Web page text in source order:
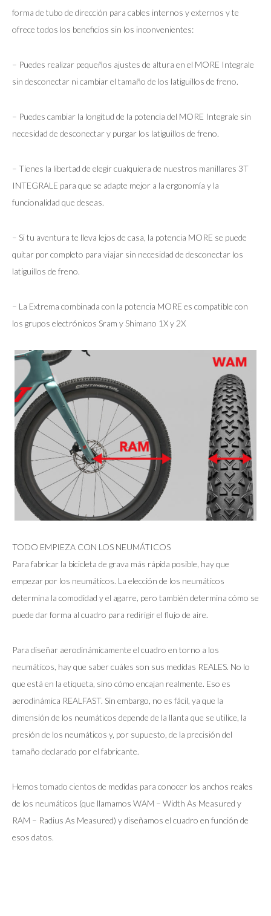
forma de tubo de dirección para cables internos y externos y te
ofrece todos los beneficios sin los inconvenientes:
– Puedes realizar pequeños ajustes de altura en el MORE Integrale
sin desconectar ni cambiar el tamaño de los latiguillos de freno.
– Puedes cambiar la longitud de la potencia del MORE Integrale sin
necesidad de desconectar y purgar los latiguillos de freno.
– Tienes la libertad de elegir cualquiera de nuestros manillares 3T
INTEGRALE para que se adapte mejor a la ergonomía y la
funcionalidad que deseas.
– Si tu aventura te lleva lejos de casa, la potencia MORE se puede
quitar por completo para viajar sin necesidad de desconectar los
latiguillos de freno.
– La Extrema combinada con la potencia MORE es compatible con
los grupos electrónicos Sram y Shimano 1X y 2X
TODO EMPIEZA CON LOS NEUMÁTICOS
Para fabricar la bicicleta de grava más rápida posible, hay que
empezar por los neumáticos. La elección de los neumáticos
determina la comodidad y el agarre, pero también determina cómo se
puede dar forma al cuadro para redirigir el flujo de aire.
Para diseñar aerodinámicamente el cuadro en torno a los
neumáticos, hay que saber cuáles son sus medidas REALES. No lo
que está en la etiqueta, sino cómo encajan realmente. Eso es
aerodinámica REALFAST. Sin embargo, no es fácil, ya que la
dimensión de los neumáticos depende de la llanta que se utilice, la
presión de los neumáticos y, por supuesto, de la precisión del
tamaño declarado por el fabricante.
Hemos tomado cientos de medidas para conocer los anchos reales
de los neumáticos (que llamamos WAM – Width As Measured y
RAM – Radius As Measured) y diseñamos el cuadro en función de
esos datos.